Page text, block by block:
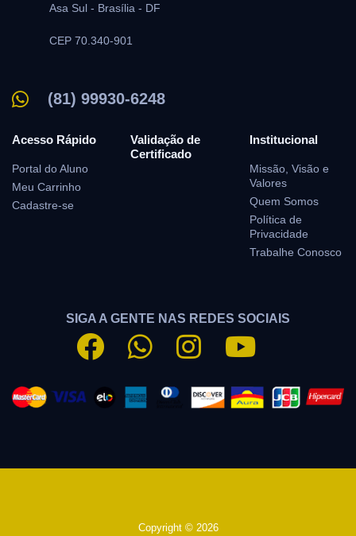
Gabaritos Oficiais
GERAL
Humor
Legitimidade do Exame de Ordem
Mandados de Segurança
Material Gratuito
Asa Sul - Brasília - DF
CEP 70.340-901
(81) 99930-6248
Acesso Rápido
Portal do Aluno
Meu Carrinho
Cadastre-se
Validação de
Certificado
Institucional
Missão, Visão e
Valores
Quem Somos
Política de
Privacidade
Trabalhe Conosco
SIGA A GENTE NAS REDES SOCIAIS
Copyright © 2026